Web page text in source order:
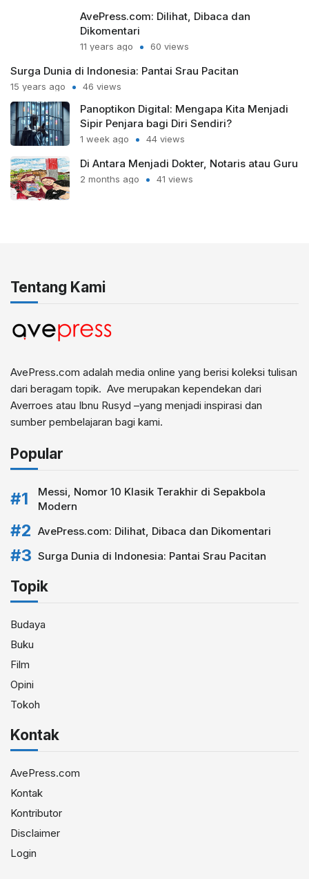
AvePress.com: Dilihat, Dibaca dan
Dikomentari
11 years ago 60 views
Surga Dunia di Indonesia: Pantai Srau Pacitan
15 years ago 46 views
Panoptikon Digital: Mengapa Kita Menjadi
Sipir Penjara bagi Diri Sendiri?
1 week ago 44 views
Di Antara Menjadi Dokter, Notaris atau Guru
2 months ago 41 views
Tentang Kami
AvePress.com adalah media online yang berisi koleksi tulisan
dari beragam topik. Ave merupakan kependekan dari
Averroes atau Ibnu Rusyd –yang menjadi inspirasi dan
sumber pembelajaran bagi kami.
Popular
Messi, Nomor 10 Klasik Terakhir di Sepakbola
Modern
AvePress.com: Dilihat, Dibaca dan Dikomentari
Surga Dunia di Indonesia: Pantai Srau Pacitan
Topik
Budaya
Buku
Film
Opini
Tokoh
Kontak
AvePress.com
Kontak
Kontributor
Disclaimer
Login